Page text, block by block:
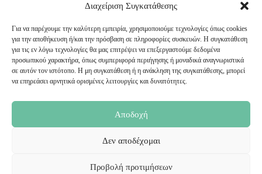
Διαχείριση Συγκατάθεσης
Για να παρέχουμε την καλύτερη εμπειρία, χρησιμοποιούμε τεχνολογίες όπως cookies
για την αποθήκευση ή/και την πρόσβαση σε πληροφορίες συσκευών. Η συγκατάθεση
για τις εν λόγω τεχνολογίες θα μας επιτρέψει να επεξεργαστούμε δεδομένα
προσωπικού χαρακτήρα, όπως συμπεριφορά περιήγησης ή μοναδικά αναγνωριστικά
σε αυτόν τον ιστότοπο. Η μη συγκατάθεση ή η ανάκληση της συγκατάθεσης, μπορεί
να επηρεάσει αρνητικά ορισμένες λειτουργίες και δυνατότητες.
Αποδοχή
Δεν αποδέχομαι
Προβολή προτιμήσεων
Εγγραφή στο Newsletter μας
Ενημερωθείτε πρώτοι για εκπτώσεις και αποκλειστικές